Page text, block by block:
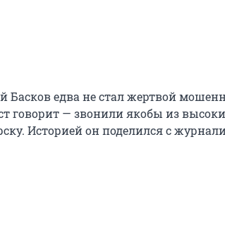
Басков едва не стал жертвой
говорит — звонили якобы из
Историей он поделился с